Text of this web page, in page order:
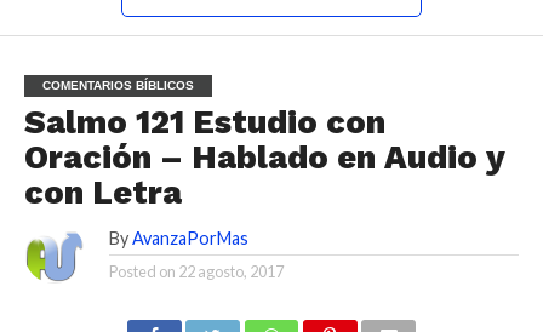
COMENTARIOS BÍBLICOS
Salmo 121 Estudio con
Oración – Hablado en Audio y
con Letra
By AvanzaPorMas
Posted on 22 agosto, 2017